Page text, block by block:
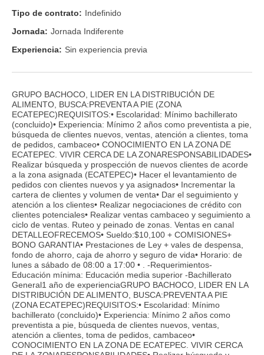
Tipo de contrato: Indefinido
Jornada: Jornada Indiferente
Experiencia: Sin experiencia previa
GRUPO BACHOCO, LIDER EN LA DISTRIBUCIÓN DE
ALIMENTO, BUSCA:PREVENTA A PIE (ZONA
ECATEPEC)REQUISITOS:• Escolaridad: Mínimo bachillerato
(concluido)• Experiencia: Mínimo 2 años como preventista a pie,
búsqueda de clientes nuevos, ventas, atención a clientes, toma
de pedidos, cambaceo• CONOCIMIENTO EN LA ZONA DE
ECATEPEC. VIVIR CERCA DE LA ZONARESPONSABILIDADES•
Realizar búsqueda y prospección de nuevos clientes de acorde
a la zona asignada (ECATEPEC)• Hacer el levantamiento de
pedidos con clientes nuevos y ya asignados• Incrementar la
cartera de clientes y volumen de venta• Dar el seguimiento y
atención a los clientes• Realizar negociaciones de crédito con
clientes potenciales• Realizar ventas cambaceo y seguimiento a
ciclo de ventas. Ruteo y peinado de zonas. Ventas en canal
DETALLEOFRECEMOS• Sueldo:$10,100 + COMISIONES+
BONO GARANTIA• Prestaciones de Ley + vales de despensa,
fondo de ahorro, caja de ahorro y seguro de vida• Horario: de
lunes a sábado de 08:00 a 17:00 • . -Requerimientos-
Educación mínima: Educación media superior -Bachillerato
General1 año de experienciaGRUPO BACHOCO, LIDER EN LA
DISTRIBUCIÓN DE ALIMENTO, BUSCA:PREVENTA A PIE
(ZONA ECATEPEC)REQUISITOS:• Escolaridad: Mínimo
bachillerato (concluido)• Experiencia: Mínimo 2 años como
preventista a pie, búsqueda de clientes nuevos, ventas,
atención a clientes, toma de pedidos, cambaceo•
CONOCIMIENTO EN LA ZONA DE ECATEPEC. VIVIR CERCA